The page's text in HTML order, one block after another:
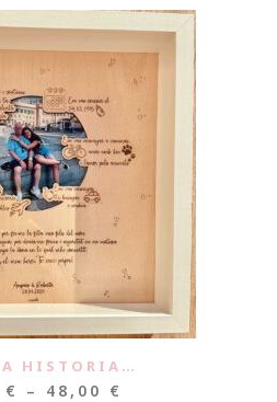
HISTORIA…
€ – 48,00 €